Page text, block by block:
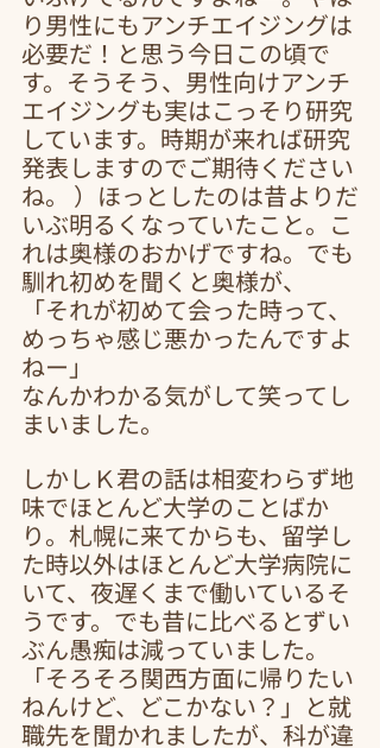
り男性にもアンチエイジングは
必要だ！と思う今日この頃で
す。そうそう、男性向けアンチ
エイジングも実はこっそり研究
しています。時期が来れば研究
発表しますのでご期待ください
ね。 ）ほっとしたのは昔よりだ
いぶ明るくなっていたこと。こ
れは奥様のおかげですね。でも
馴れ初めを聞くと奥様が、
「それが初めて会った時って、
めっちゃ感じ悪かったんですよ
ねー」
なんかわかる気がして笑ってし
まいました。
しかしＫ君の話は相変わらず地
味でほとんど大学のことばか
り。札幌に来てからも、留学し
た時以外はほとんど大学病院に
いて、夜遅くまで働いているそ
うです。でも昔に比べるとずい
ぶん愚痴は減っていました。
「そろそろ関西方面に帰りたい
ねんけど、どこかない？」と就
職先を聞かれましたが、科が違